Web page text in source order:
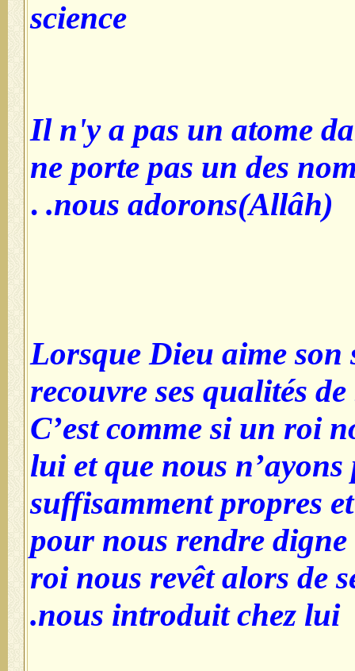
Il n'y a pas
ne porte pas
nous
.
Lorsque Dieu
recouvre ses
C’est comme
lui et que
suffisamment
pour nous
roi nous revêt
nous introduit